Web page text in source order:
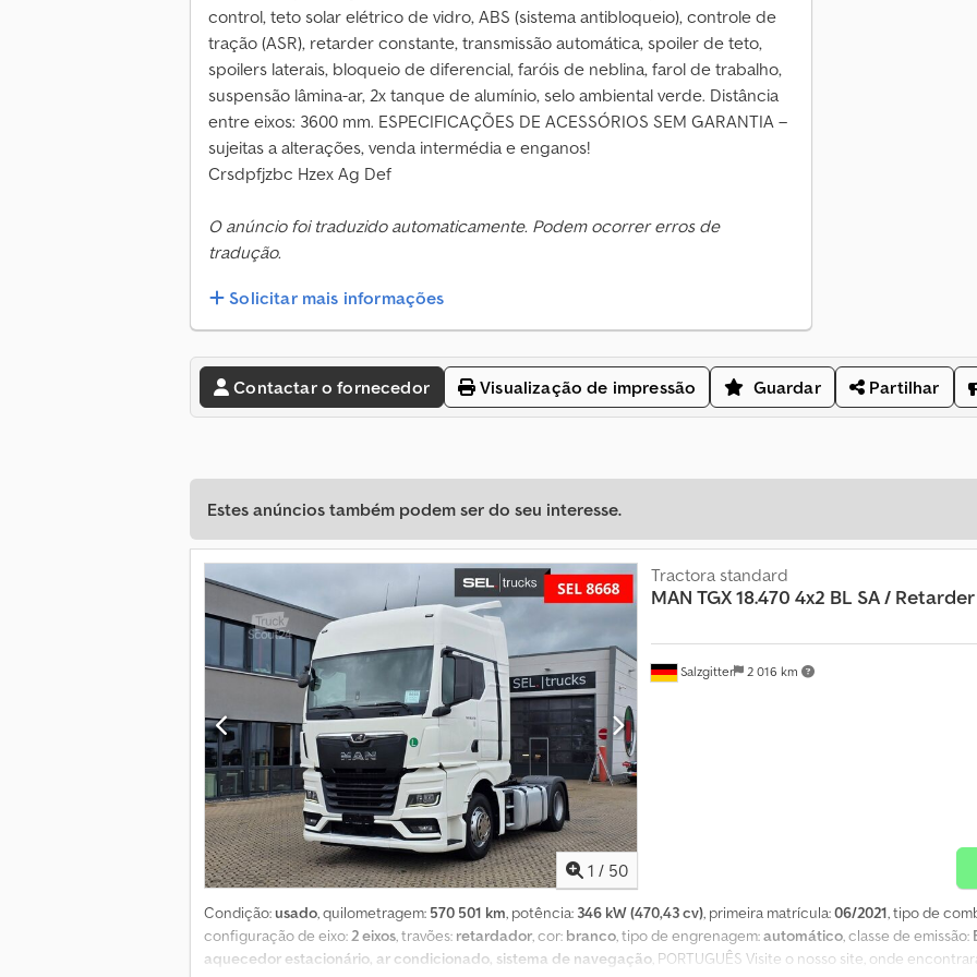
control, teto solar elétrico de vidro, ABS (sistema antibloqueio), controle de
tração (ASR), retarder constante, transmissão automática, spoiler de teto,
spoilers laterais, bloqueio de diferencial, faróis de neblina, farol de trabalho,
suspensão lâmina-ar, 2x tanque de alumínio, selo ambiental verde. Distância
entre eixos: 3600 mm. ESPECIFICAÇÕES DE ACESSÓRIOS SEM GARANTIA –
sujeitas a alterações, venda intermédia e enganos!
Crsdpfjzbc Hzex Ag Def
O anúncio foi traduzido automaticamente. Podem ocorrer erros de
tradução.
Solicitar mais informações
Contactar o fornecedor Visualização de impressão Guardar Partilhar
Estes anúncios também podem ser do seu interesse.
1 / 50
Salzgitter 2 016 km
Tractora standard
MAN TGX 18.470 4x2 BL SA / Retarder
Condição:usado, quilometragem: 570 501 km, potência: 346 kW (470,43 cv), primeira matrícula:06/2021, tipo de
configuração de eixo:2 eixos, travões: retardador, cor: branco, tipo de engrenagem:automático, classe de emissão:
aquecedor estacionário, ar condicionado, sistema de navegação, PORTUGUÊS Visite o nosso site, onde